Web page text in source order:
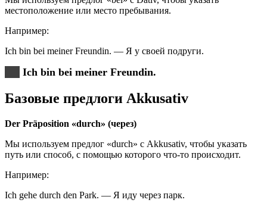
местоположение или место пребывания.
Например:
Ich bin bei meiner Freundin. — Я у своей подруги.
Ich bin bei meiner Freundin.
Базовые предлоги Akkusativ
Der Präposition «durch» (через)
Мы используем предлог «durch» с Akkusativ, чтобы указать
путь или способ, с помощью которого что-то происходит.
Например:
Ich gehe durch den Park. — Я иду через парк.